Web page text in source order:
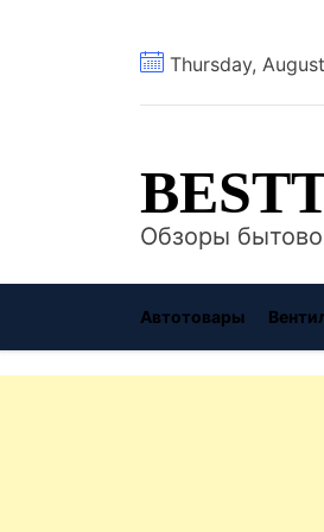
Thursday,
Обзоры
Автотовары